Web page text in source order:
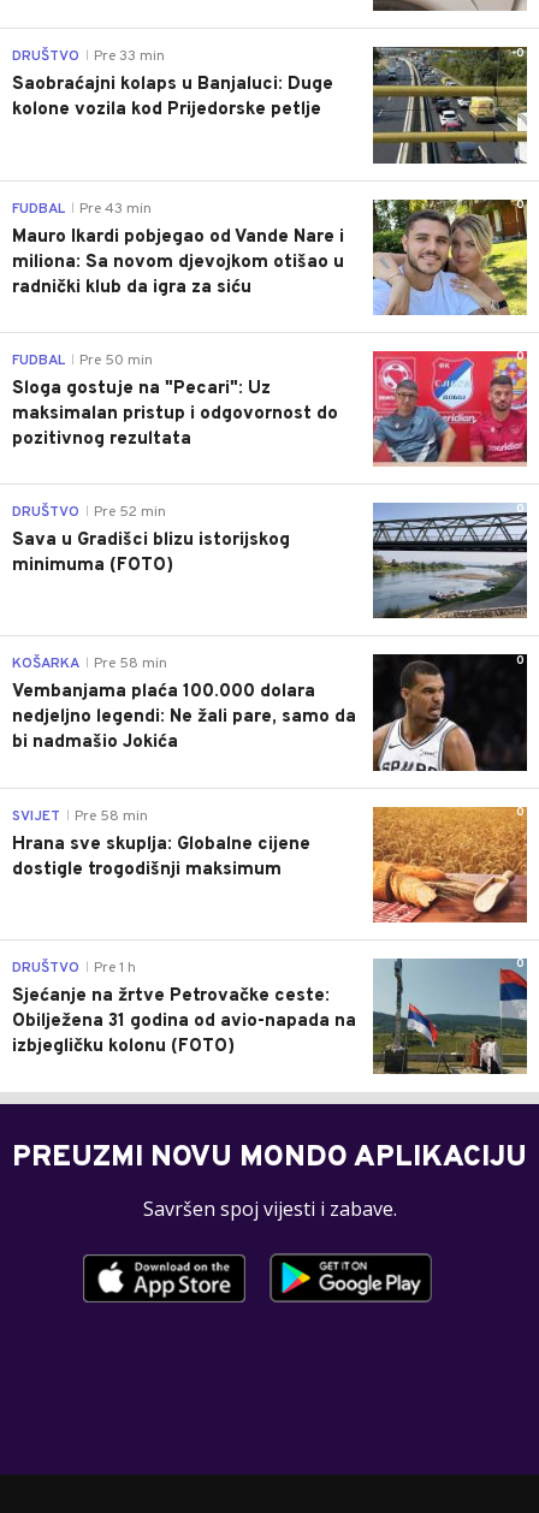
0
DRUŠTVO Pre 33 min
Saobraćajni kolaps u Banjaluci: Duge
kolone vozila kod Prijedorske petlje
0
FUDBAL Pre 43 min
Mauro Ikardi pobjegao od Vande Nare i
miliona: Sa novom djevojkom otišao u
radnički klub da igra za siću
0
FUDBAL Pre 50 min
Sloga gostuje na "Pecari": Uz
maksimalan pristup i odgovornost do
pozitivnog rezultata
0
DRUŠTVO Pre 52 min
Sava u Gradišci blizu istorijskog
minimuma (FOTO)
0
KOŠARKA Pre 58 min
Vembanjama plaća 100.000 dolara
nedjeljno legendi: Ne žali pare, samo da
bi nadmašio Jokića
0
SVIJET Pre 58 min
Hrana sve skuplja: Globalne cijene
dostigle trogodišnji maksimum
0
DRUŠTVO Pre 1 h
Sjećanje na žrtve Petrovačke ceste:
Obilježena 31 godina od avio-napada na
izbjegličku kolonu (FOTO)
PREUZMI NOVU MONDO APLIKACIJU
Savršen spoj vijesti i zabave.